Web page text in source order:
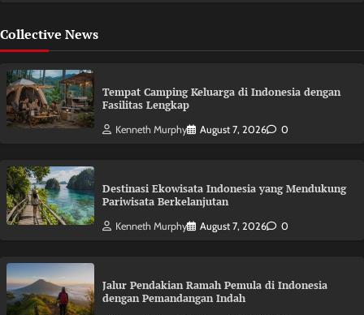
Collective News
Tempat Camping Keluarga di Indonesia dengan
Fasilitas Lengkap
Kenneth Murphy August 7, 2026 0
Destinasi Ekowisata Indonesia yang Mendukung
Pariwisata Berkelanjutan
Kenneth Murphy August 7, 2026 0
Jalur Pendakian Ramah Pemula di Indonesia
dengan Pemandangan Indah